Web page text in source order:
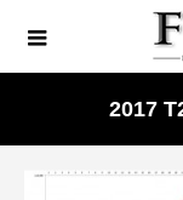
2017